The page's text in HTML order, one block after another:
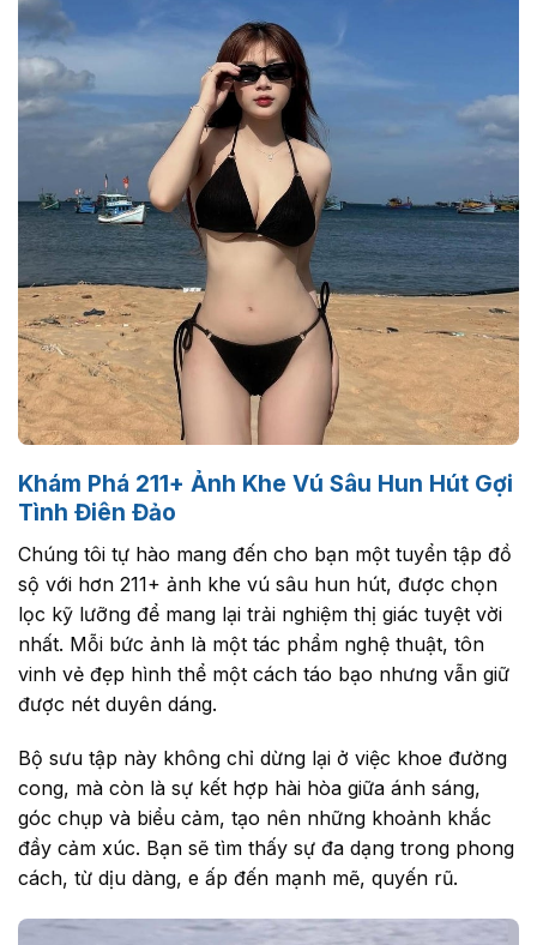
Khám Phá 211+ Ảnh Khe Vú Sâu Hun Hút Gợi
Tình Điên Đảo
Chúng tôi tự hào mang đến cho bạn một tuyển tập đồ
sộ với hơn 211+ ảnh khe vú sâu hun hút, được chọn
lọc kỹ lưỡng để mang lại trải nghiệm thị giác tuyệt vời
nhất. Mỗi bức ảnh là một tác phẩm nghệ thuật, tôn
vinh vẻ đẹp hình thể một cách táo bạo nhưng vẫn giữ
được nét duyên dáng.
Bộ sưu tập này không chỉ dừng lại ở việc khoe đường
cong, mà còn là sự kết hợp hài hòa giữa ánh sáng,
góc chụp và biểu cảm, tạo nên những khoảnh khắc
đầy cảm xúc. Bạn sẽ tìm thấy sự đa dạng trong phong
cách, từ dịu dàng, e ấp đến mạnh mẽ, quyến rũ.